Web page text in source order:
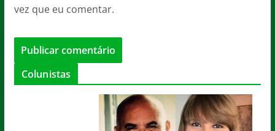
vez que eu comentar.
Colunistas